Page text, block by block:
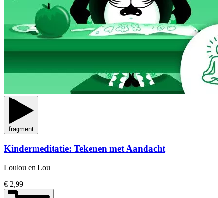
fragment
Kindermeditatie: Tekenen met Aandacht
Loulou en Lou
€ 2,99